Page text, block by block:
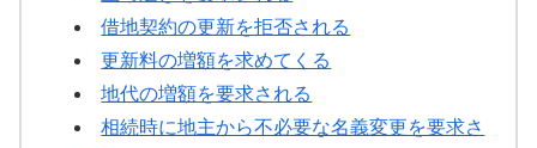
借地契約の更新を拒否される
更新料の増額を求めてくる
地代の増額を要求される
相続時に地主から不必要な名義変更を要求さ